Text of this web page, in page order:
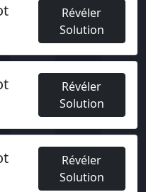
Révéler
Solution
Révéler
Solution
Révéler
Solution